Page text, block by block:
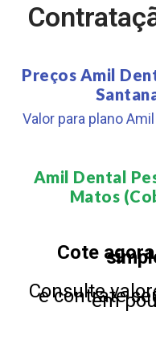
Preços Amil
Valor para plano
Amil Dental
Matos
Cote
Consulte
e contrate
em